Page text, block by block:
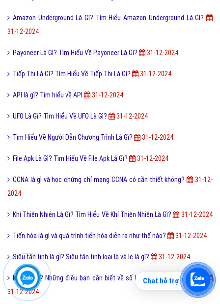
Amazon Underground Là Gì? Tìm Hiểu Amazon Underground Là Gì?
31-12-2024
Payoneer Là Gì? Tìm Hiểu Về Payoneer Là Gì? 31-12-2024
Tiếp Thị Là Gì? Tìm Hiểu Về Tiếp Thị Là Gì? 31-12-2024
API là gì? Tìm hiểu về API 31-12-2024
UFO Là Gì? Tìm Hiểu Về UFO Là Gì? 31-12-2024
Tìm Hiểu Về Người Dẫn Chương Trình Là Gì? 31-12-2024
File Apk Là Gì? Tìm Hiểu Về File Apk Là Gì? 31-12-2024
CCNA là gì và học chứng chỉ mạng CCNA có cần thiết không?
31-12-
2024
Khí Thiên Nhiên Là Gì? Tìm Hiểu Về Khí Thiên Nhiên Là Gì? 31-12-2024
Tiến hóa là gì và quá trình tiến hóa diễn ra như thế nào? 31-12-2024
Siêu tân tinh là gì? Siêu tân tinh loại Ib và Ic là gì? 31-12-2024
MOQ là gì? Những điều bạn cần biết về số lượng đặt hàng tối thiểu
31-12-2024
Chat hỗ trợ